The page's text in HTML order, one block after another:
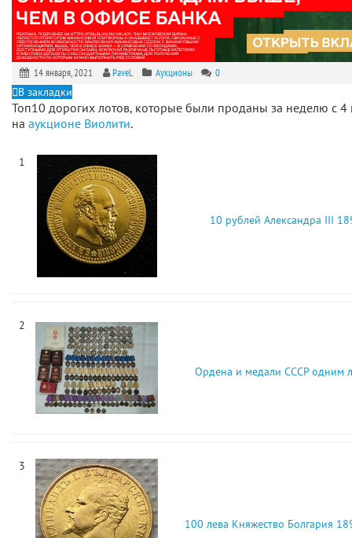
14 января, 2021 PaveL Аукционы 0
В закладки
Топ10 дорогих лотов, которые были проданы за неделю с
на аукционе Виолити.
1
10 рублей Александра ІІІ
2
Ордена и медали СССР одним
3
100 лева Княжество Болгария